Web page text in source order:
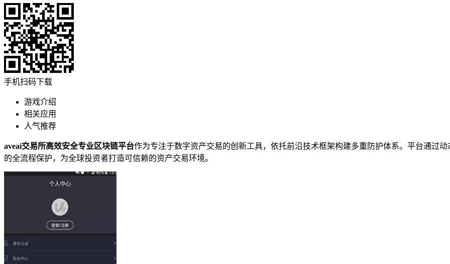
手机扫码下载
游戏介绍
相关应用
人气推荐
aveai交易所高效安全专业区块链平台作为专注于数字资产交易的创新工具，依托前沿技术框架构建多重防护体系。平台通过
的全流程保护，为全球投资者打造可信赖的资产交易环境。